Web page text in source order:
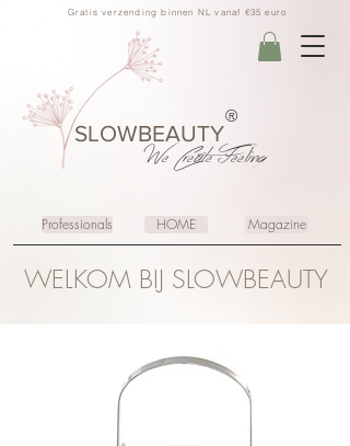
Gratis verzending binnen NL vanaf €35 euro
SLOWBEAUTY
We CreateFeeling
®
Professionals HOME Magazine
WELKOM BIJ SLOWBEAUTY